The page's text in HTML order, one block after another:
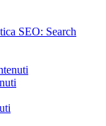
SEO: Search